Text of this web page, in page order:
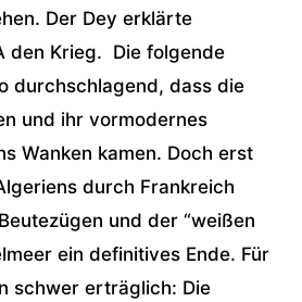
Der Dey erklärte
den Krieg. Die folgende
durchschlagend, dass die
und ihr vormodernes
Wanken kamen. Doch erst
durch Frankreich
und der “weißen
ein definitives Ende. Für
schwer erträglich: Die